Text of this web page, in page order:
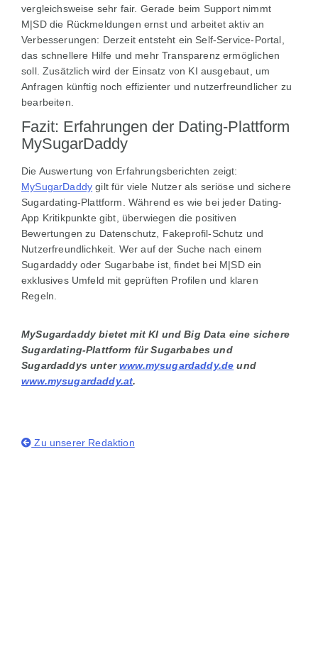
vergleichsweise sehr fair. Gerade beim Support nimmt
M|SD die Rückmeldungen ernst und arbeitet aktiv an
Verbesserungen: Derzeit entsteht ein Self-Service-Portal,
das schnellere Hilfe und mehr Transparenz ermöglichen
soll. Zusätzlich wird der Einsatz von KI ausgebaut, um
Anfragen künftig noch effizienter und nutzerfreundlicher zu
bearbeiten.
Fazit: Erfahrungen der Dating-Plattform
MySugarDaddy
Die Auswertung von Erfahrungsberichten zeigt:
MySugarDaddy gilt für viele Nutzer als seriöse und sichere
Sugardating-Plattform. Während es wie bei jeder Dating-
App Kritikpunkte gibt, überwiegen die positiven
Bewertungen zu Datenschutz, Fakeprofil-Schutz und
Nutzerfreundlichkeit. Wer auf der Suche nach einem
Sugardaddy oder Sugarbabe ist, findet bei M|SD ein
exklusives Umfeld mit geprüften Profilen und klaren
Regeln.
MySugardaddy bietet mit KI und Big Data eine sichere
Sugardating-Plattform für Sugarbabes und
Sugardaddys unterwww.mysugardaddy.de und
www.mysugardaddy.at.
Zu unserer Redaktion